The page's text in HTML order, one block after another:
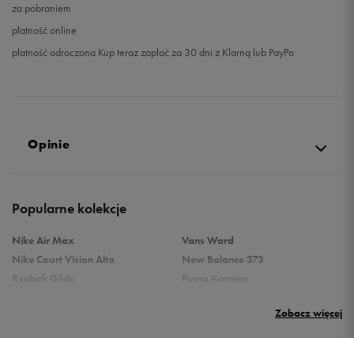
za pobraniem
płatność online
płatność odroczona Kup teraz zapłać za 30 dni z Klarną lub PayPo
Opinie
Popularne kolekcje
Nike Air Max
Nike Court Vision Alta
Vans Ward
New Balance 373
Zobacz więcej